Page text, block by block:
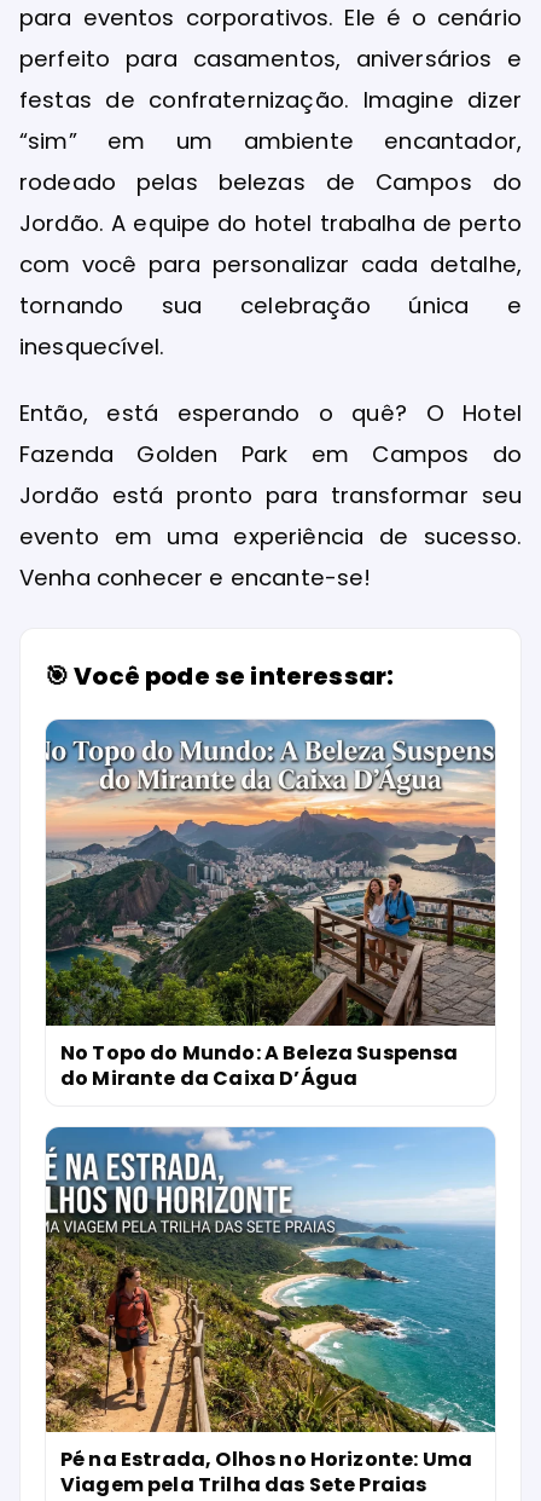
para eventos corporativos. Ele é o cenário
perfeito para casamentos, aniversários e
festas de confraternização. Imagine dizer
“sim” em um ambiente encantador,
rodeado pelas belezas de Campos do
Jordão. A equipe do hotel trabalha de perto
com você para personalizar cada detalhe,
tornando sua celebração única e
inesquecível.
Então, está esperando o quê? O Hotel
Fazenda Golden Park em Campos do
Jordão está pronto para transformar seu
evento em uma experiência de sucesso.
Venha conhecer e encante-se!
🎯 Você pode se interessar:
No Topo do Mundo: A Beleza Suspensa
do Mirante da Caixa D’Água
Pé na Estrada, Olhos no Horizonte: Uma
Viagem pela Trilha das Sete Praias